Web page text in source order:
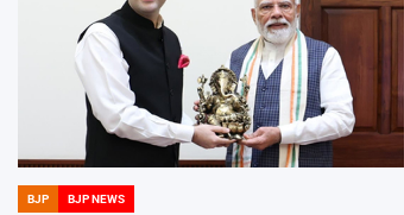
POSTED
BJP BJP NEWS